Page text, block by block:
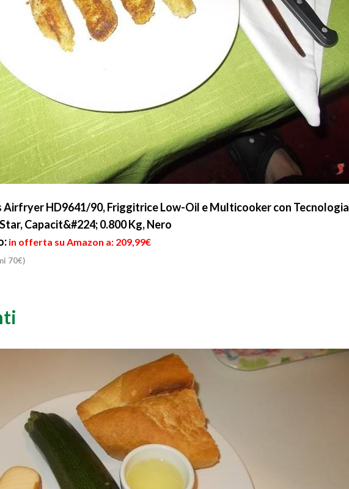
Airfryer HD9641/90, Friggitrice Low-Oil e Multicooker con Tecnologia
Capacit&#224; 0.800 Kg, Nero
in offerta su Amazon a: 209,99€
70€)